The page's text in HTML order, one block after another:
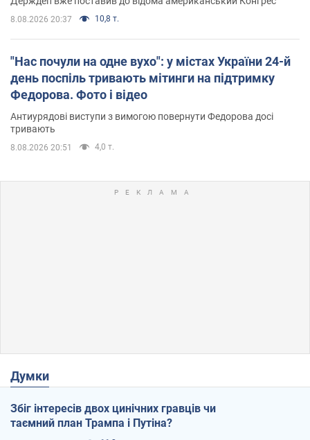
8.08.2026 20:37 10,8 т.
"Нас почули на одне вухо": у містах України 24-й
день поспіль тривають мітинги на підтримку
Федорова. Фото і відео
Антиурядові виступи з вимогою повернути Федорова досі
тривають
8.08.2026 20:51 4,0 т.
Думки
Збіг інтересів двох цинічних гравців чи
таємний план Трампа і Путіна?